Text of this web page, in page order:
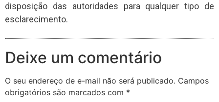
disposição das autoridades para qualquer tipo de
esclarecimento.
Deixe um comentário
O seu endereço de e-mail não será publicado. Campos
obrigatórios são marcados com *